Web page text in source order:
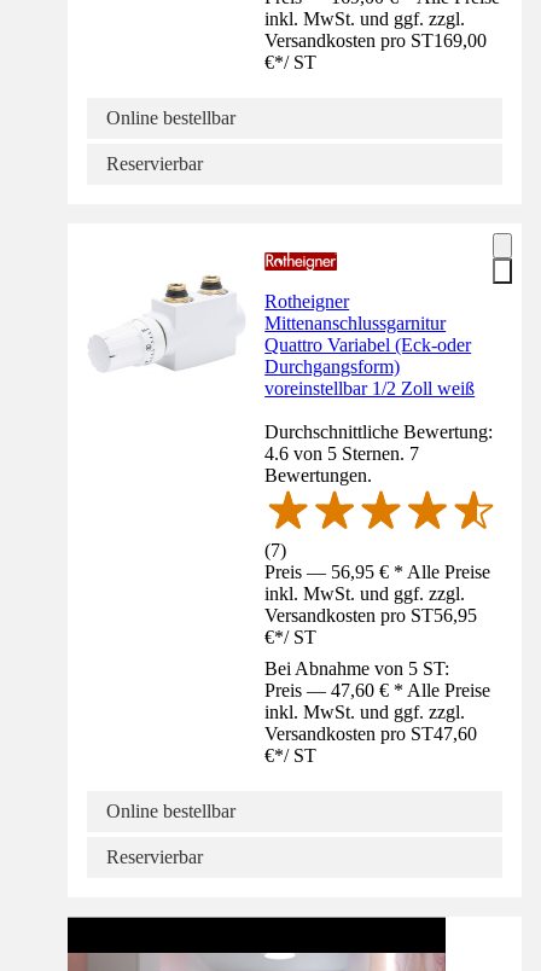
inkl. MwSt. und ggf. zzgl.
Versandkosten pro ST169,00
€*/ ST
Online bestellbar
Reservierbar
Rotheigner
Mittenanschlussgarnitur
Quattro Variabel (Eck-oder
Durchgangsform)
voreinstellbar 1/2 Zoll weiß
Durchschnittliche Bewertung:
4.6 von 5 Sternen. 7
Bewertungen.
(7)
Preis — 56,95 € * Alle Preise
inkl. MwSt. und ggf. zzgl.
Versandkosten pro ST56,95
€*/ ST
Bei Abnahme von 5 ST:
Preis — 47,60 € * Alle Preise
inkl. MwSt. und ggf. zzgl.
Versandkosten pro ST47,60
€*/ ST
Online bestellbar
Reservierbar